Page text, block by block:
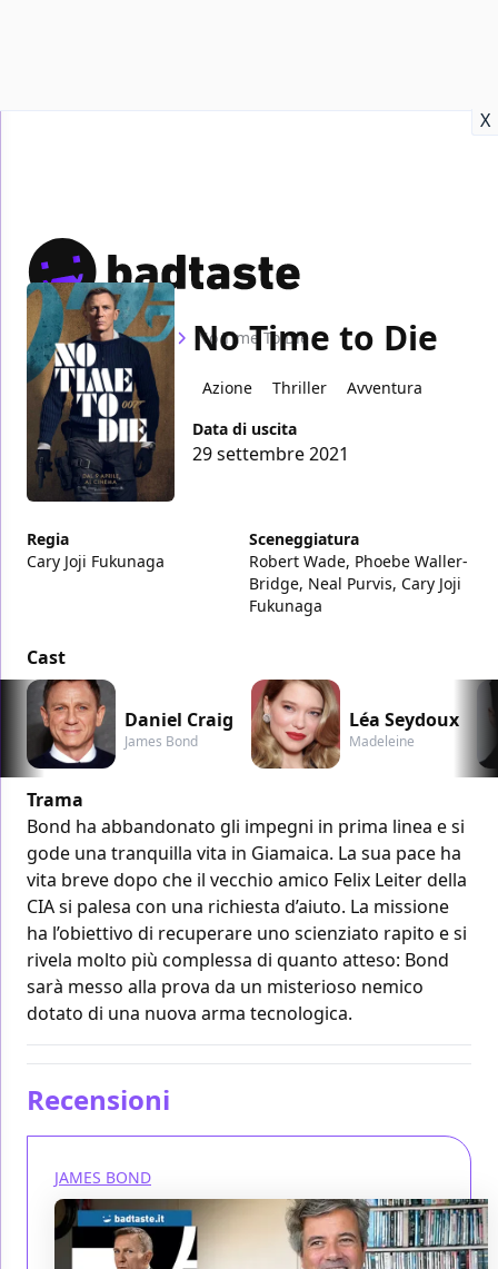
X
Home Film No Time To Die
No Time to Die
Azione Thriller
Avventura
Data di uscita
29 settembre 2021
Regia
Cary Joji Fukunaga
Sceneggiatura
Robert Wade, Phoebe Waller-
Bridge, Neal Purvis, Cary Joji
Fukunaga
Cast
Daniel Craig
James Bond
Léa Seydoux
Madeleine
Trama
Bond ha abbandonato gli impegni in prima linea e si
gode una tranquilla vita in Giamaica. La sua pace ha
vita breve dopo che il vecchio amico Felix Leiter della
CIA si palesa con una richiesta d’aiuto. La missione
ha l’obiettivo di recuperare uno scienziato rapito e si
rivela molto più complessa di quanto atteso: Bond
sarà messo alla prova da un misterioso nemico
dotato di una nuova arma tecnologica.
Recensioni
JAMES BOND